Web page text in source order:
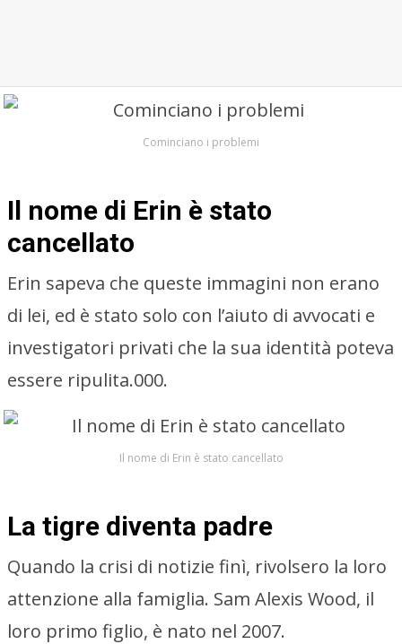
Cominciano i problemi
Il nome di Erin è stato
cancellato
Erin sapeva che queste immagini non erano
di lei, ed è stato solo con l’aiuto di avvocati e
investigatori privati che la sua identità poteva
essere ripulita.000.
Il nome di Erin è stato cancellato
La tigre diventa padre
Quando la crisi di notizie finì, rivolsero la loro
attenzione alla famiglia. Sam Alexis Wood, il
loro primo figlio, è nato nel 2007.